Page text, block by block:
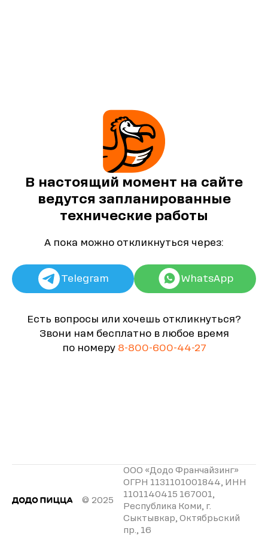
В настоящий момент на сайте
ведутся запланированные
технические работы
А пока можно откликнуться через:
Telegram WhatsApp
Есть вопросы или хочешь откликнуться?
Звони нам бесплатно в любое время
по номеру 8-800-600-44-27
© 2025
ООО «Додо Франчайзинг»
ОГРН 1131101001844, ИНН
1101140415 167001,
Республика Коми, г.
Сыктывкар, Октябрьский
пр., 16